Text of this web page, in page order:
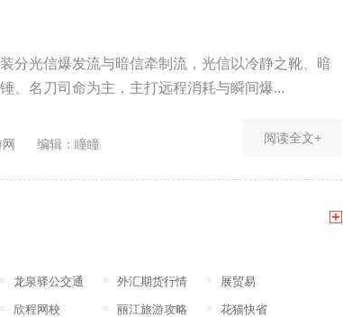
分光信爆发流与暗信牵制流，光信以冷静之靴、暗
、名刀司命为主，主打远程消耗与瞬间爆...
编辑：瞳瞳 阅读全文+
龙泉驿公交通 外汇期货行情 展贸易
欣程网校 丽江旅游攻略 花猫快省